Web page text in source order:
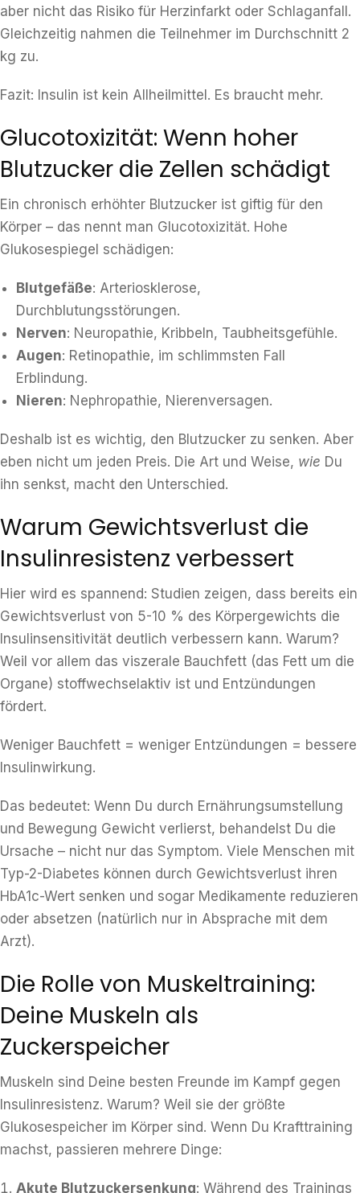
aber nicht das Risiko für Herzinfarkt oder Schlaganfall.
Gleichzeitig nahmen die Teilnehmer im Durchschnitt 2
kg zu.
Fazit: Insulin ist kein Allheilmittel. Es braucht mehr.
Glucotoxizität: Wenn hoher
Blutzucker die Zellen schädigt
Ein chronisch erhöhter Blutzucker ist giftig für den
Körper – das nennt man Glucotoxizität. Hohe
Glukosespiegel schädigen:
Blutgefäße: Arteriosklerose,
Durchblutungsstörungen.
Nerven: Neuropathie, Kribbeln, Taubheitsgefühle.
Augen: Retinopathie, im schlimmsten Fall
Erblindung.
Nieren: Nephropathie, Nierenversagen.
Deshalb ist es wichtig, den Blutzucker zu senken. Aber
eben nicht um jeden Preis. Die Art und Weise, wie Du
ihn senkst, macht den Unterschied.
Warum Gewichtsverlust die
Insulinresistenz verbessert
Hier wird es spannend: Studien zeigen, dass bereits ein
Gewichtsverlust von 5-10 % des Körpergewichts die
Insulinsensitivität deutlich verbessern kann. Warum?
Weil vor allem das viszerale Bauchfett (das Fett um die
Organe) stoffwechselaktiv ist und Entzündungen
fördert.
Weniger Bauchfett = weniger Entzündungen = bessere
Insulinwirkung.
Das bedeutet: Wenn Du durch Ernährungsumstellung
und Bewegung Gewicht verlierst, behandelst Du die
Ursache – nicht nur das Symptom. Viele Menschen mit
Typ-2-Diabetes können durch Gewichtsverlust ihren
HbA1c-Wert senken und sogar Medikamente reduzieren
oder absetzen (natürlich nur in Absprache mit dem
Arzt).
Die Rolle von Muskeltraining:
Deine Muskeln als
Zuckerspeicher
Muskeln sind Deine besten Freunde im Kampf gegen
Insulinresistenz. Warum? Weil sie der größte
Glukosespeicher im Körper sind. Wenn Du Krafttraining
machst, passieren mehrere Dinge:
Akute Blutzuckersenkung: Während des Trainings